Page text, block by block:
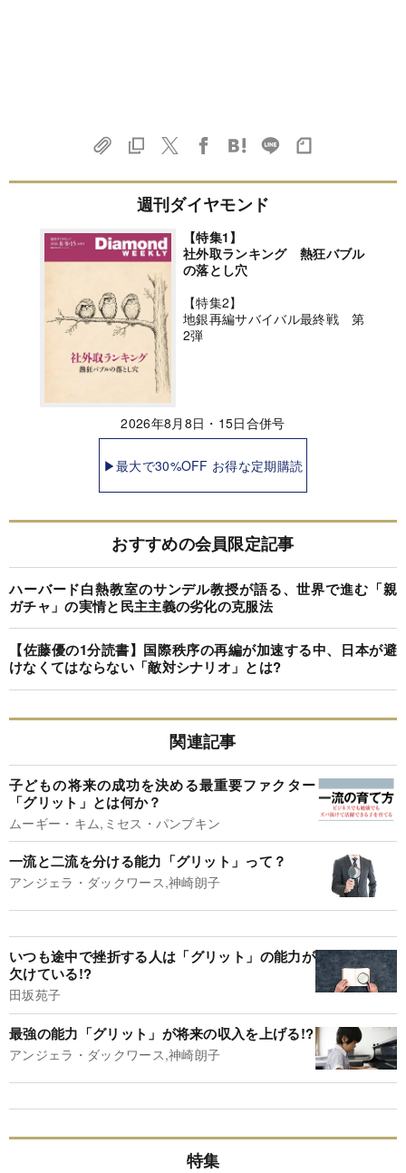
週刊ダイヤモンド
【特集1】
社外取ランキング 熱狂バブル
の落とし穴
【特集2】
地銀再編サバイバル最終戦 第
2弾
2026年8月8日・15日合併号
▶最大で30%OFF お得な定期購読
おすすめの会員限定記事
ハーバード白熱教室のサンデル教授が語る、世界で進む「親
ガチャ」の実情と民主主義の劣化の克服法
【佐藤優の1分読書】国際秩序の再編が加速する中、日本が避
けなくてはならない「敵対シナリオ」とは?
関連記事
子どもの将来の成功を決める最重要ファクター
「グリット」とは何か？
ムーギー・キム,ミセス・パンプキン
一流と二流を分ける能力「グリット」って？
アンジェラ・ダックワース,神崎朗子
いつも途中で挫折する人は「グリット」の能力が
欠けている!?
田坂苑子
最強の能力「グリット」が将来の収入を上げる!?
アンジェラ・ダックワース,神崎朗子
特集